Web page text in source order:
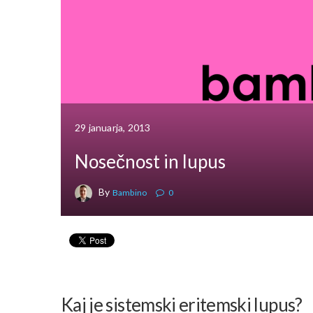
29 januarja, 2013
Nosečnost in lupus
By Bambino 0
Kaj je sistemski eritemski lupus?